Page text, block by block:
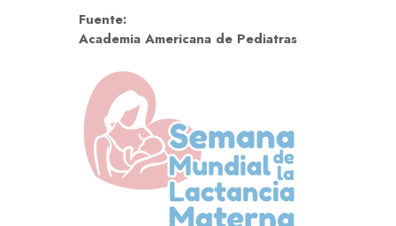
Fuente:
Academia Americana de Pediatras